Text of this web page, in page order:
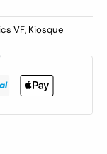
VF, Kiosque